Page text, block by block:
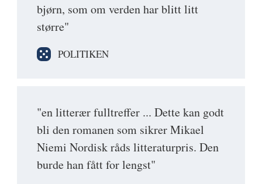
bjørn, som om verden har blitt litt
større"
POLITIKEN
"en litterær fulltreffer ... Dette kan godt
bli den romanen som sikrer Mikael
Niemi Nordisk råds litteraturpris. Den
burde han fått for lengst"